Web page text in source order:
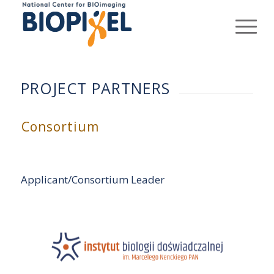
PROJECT PARTNERS
Consortium
Applicant/Consortium Leader
Ul. Ludwika Pasteura 3, 02-093 Warszawa
OSOBA WYZNACZONA DO KONTAKTU:
Mgr Izabela Dolińska - Kierownik Działu Współpracy